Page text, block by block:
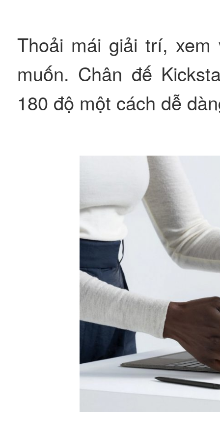
Thoải mái giải trí,
muốn. Chân đế
180 độ một cách dễ